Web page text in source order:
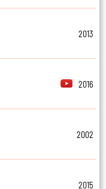
2013
2016
2002
2015